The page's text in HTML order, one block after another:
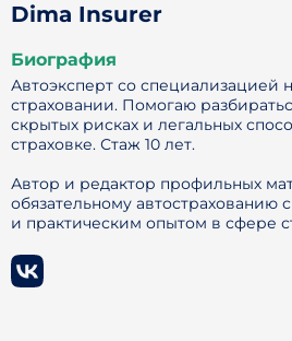
Dima Insurer
Биография
Автоэксперт со специализацией
страховании. Помогаю
скрытых рисках и легальных
страховке. Стаж 10 лет.
Автор и редактор профильных
обязательному автострахованию
и практическим опытом в сфере